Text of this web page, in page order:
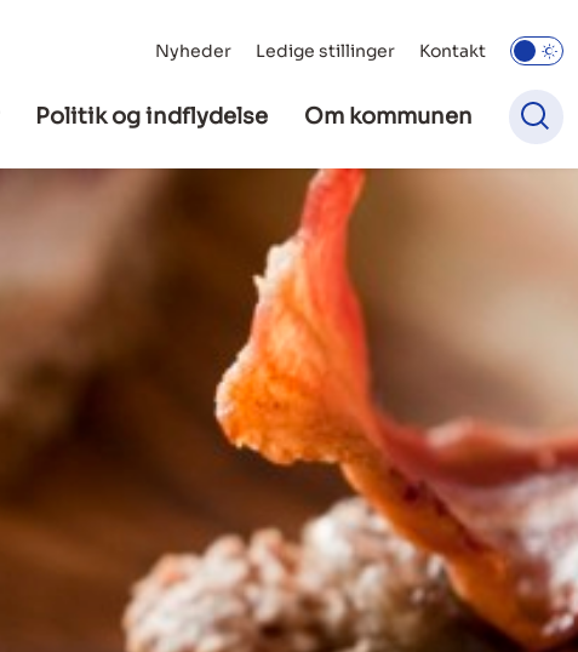
Nyheder Ledige stillinger Kontakt
Politik og indflydelse Om kommunen